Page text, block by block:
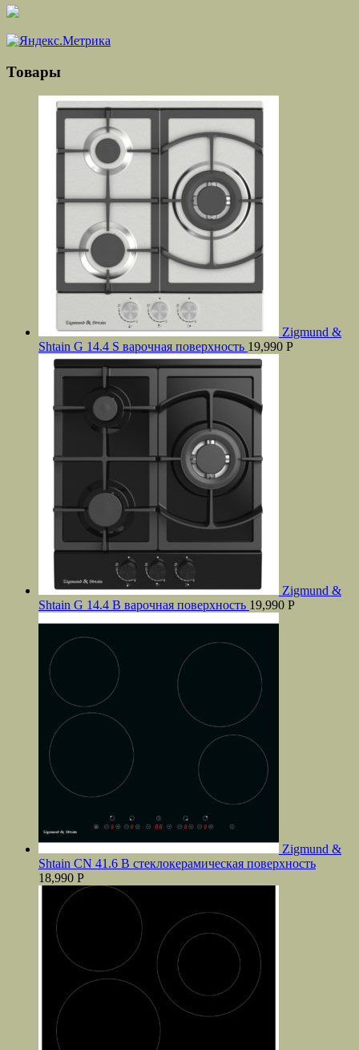
Товары
Zigmund &
Shtain G 14.4 S варочная поверхность 19,990 Р
Zigmund &
Shtain G 14.4 B варочная поверхность 19,990 Р
Zigmund &
Shtain CN 41.6 B стеклокерамическая поверхность
18,990 Р